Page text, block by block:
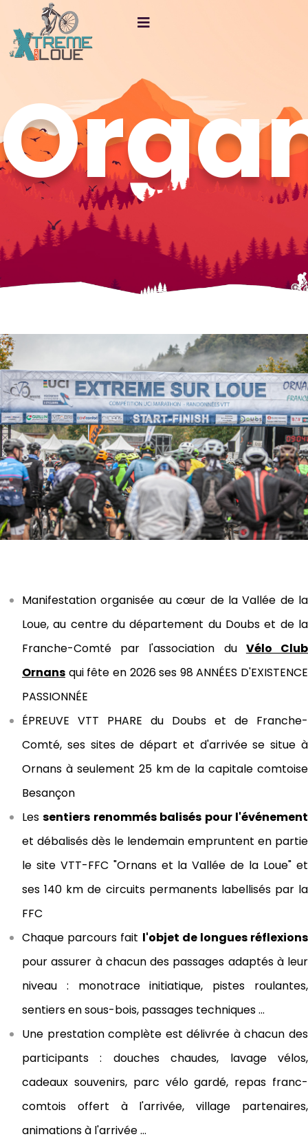
Manifestation organisée au cœur de la Vallée de la
Loue, au centre du département du Doubs et de la
Franche-Comté par l'association du Vélo Club
Ornans qui fête en 2026 ses 98ANNÉES D'EXISTENCE
PASSIONNÉE
ÉPREUVE VTT PHARE du Doubs et de Franche-
Comté, ses sites de départ et d'arrivée se situe à
Ornans à seulement 25 km de la capitale comtoise
Besançon
Lessentiers renommés balisés pour l'événement
et débalisés dès le lendemain empruntent en partie
le site VTT-FFC "Ornans et la Vallée de la Loue" et
ses 140 km de circuits permanents labellisés par la
FFC
Chaque parcours fait l'objet de longues réflexions
pour assurer à chacun des passages adaptés à leur
niveau : monotrace initiatique, pistes roulantes,
sentiers en sous-bois, passages techniques ...
Une prestation complète est délivrée à chacun des
participants : douches chaudes, lavage vélos,
cadeaux souvenirs, parc vélo gardé, repas franc-
comtois offert à l'arrivée, village partenaires,
animations à l'arrivée …